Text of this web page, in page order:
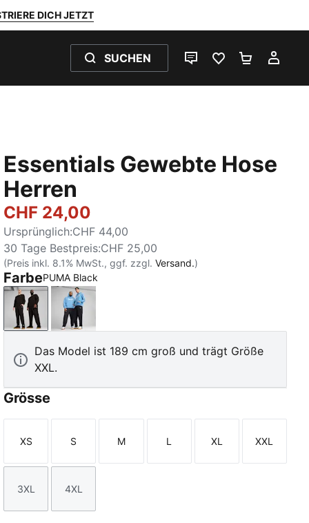
DICH JETZT
SUCHEN
LIVE-CHATFAVORITEN 0
Essentials Gewebte Hose
Herren
CHF 24,00
Ursprünglich:CHF 44,00
30 Tage Bestpreis:CHF 25,00
(Preis inkl. 8.1% MwSt., ggf. zzgl.Versand.)
FarbePUMA Black
PUMA BlackNew Navy
Das Model ist 189 cm groß und trägt Größe
XXL.
Grösse
Größe
XS
Größe
S
Größe
M
Größe
L
Größe
XL
Größe
XXL
Größe
3XL
Größe
4XL